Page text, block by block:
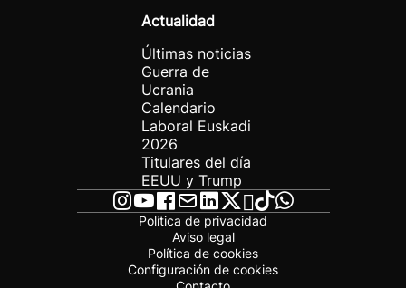
Actualidad
Últimas noticias
Guerra de
Ucrania
Calendario
Laboral Euskadi
2026
Titulares del día
EEUU y Trump
Política de privacidad
Aviso legal
Política de cookies
Configuración de cookies